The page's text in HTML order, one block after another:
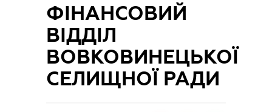
ФІНАНСОВИЙ
ВІДДІЛ
ВОВКОВИНЕЦЬКОЇ
СЕЛИЩНОЇ РАДИ